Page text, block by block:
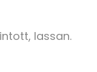
lassan.